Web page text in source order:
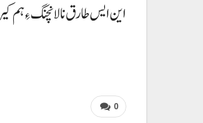
این ایس طارق نا لانچنگ ءِ ہم
0